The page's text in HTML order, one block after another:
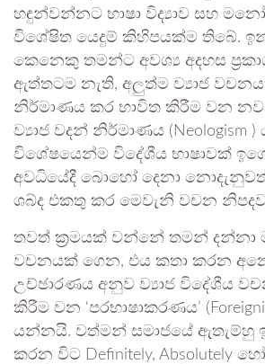
හඳුන්වන්නට භාෂා විද්‍යාව සහ මනෝ
විශේෂිත යෙදුම් කිහිපයක්ම තිබේ.
කෙනෙකු තමන්ට අවශ්‍ය අදහස
ඇත්තටම නැති, අලුත්ම ව්‍යාජ
නිර්මාණය කර භාවිත කිරීම වන
ව්‍යාජ වදන් නිර්මාණය (Neologism
විශේෂයෙන්ම විදේශීය භාෂාවක්
අවධියේදී බොහෝ දෙනා
ශබ්ද එකතු කර මෙවැනි වචන
තවත් ක්‍රමයක් වන්නේ තමන් දන්නා
වචනයක් ගෙන, එය කතා කරන
උච්ඡාරණය අනුව ව්‍යාජ විදේශීය
කිරීම වන ‘පරභාෂාකරණය’
යන්නයි. වත්මන් සමාජයේ ඇතැම්හු
කරන විට Definitely, Absolutely